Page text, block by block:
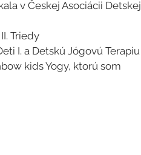
v Českej Asociácii Detskej
Triedy
I. a Detskú Jógovú Terapiu
kids Yogy, ktorú som